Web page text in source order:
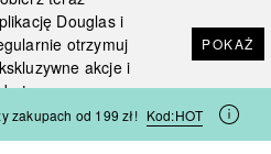
Douglas i
otrzymuj
akcje i
POKAŻ
zakupach od 199 zł! Kod:HOT